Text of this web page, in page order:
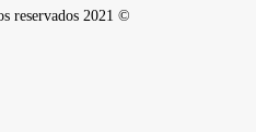
reservados 2021 ©